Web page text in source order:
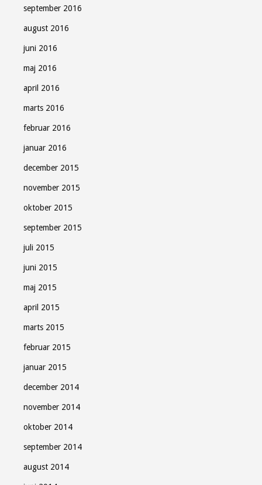
september 2016
august 2016
juni 2016
maj 2016
april 2016
marts 2016
februar 2016
januar 2016
december 2015
november 2015
oktober 2015
september 2015
juli 2015
juni 2015
maj 2015
april 2015
marts 2015
februar 2015
januar 2015
december 2014
november 2014
oktober 2014
september 2014
august 2014